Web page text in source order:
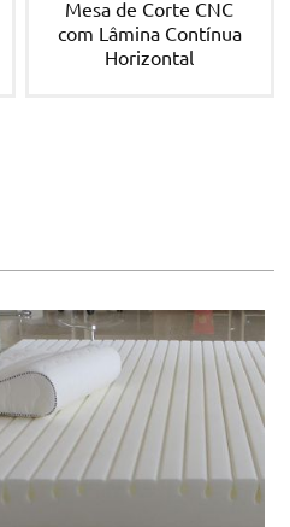
Mesa de Corte CNC
com Lâmina Contínua
Horizontal